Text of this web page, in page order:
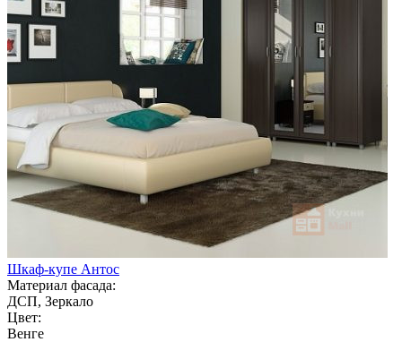
Шкаф-купе Антос
Материал фасада:
ДСП, Зеркало
Цвет:
Венге